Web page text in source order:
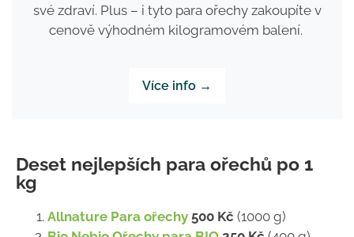
své zdraví. Plus – i tyto para ořechy zakoupíte v
cenově výhodném kilogramovém balení.
Více info →
Deset nejlepších para ořechů po 1
kg
Allnature Para ořechy 500 Kč (1000 g)